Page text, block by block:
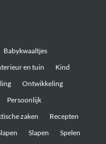
Babykwaaltjes
en tuin
Kind
Ontwikkeling
Persoonlijk
zaken
Recepten
Slapen
Spelen